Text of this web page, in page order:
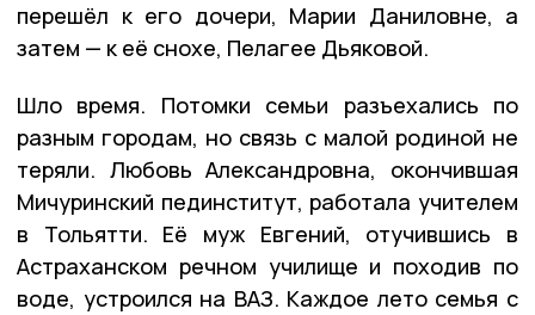
перешёл к его дочери, Марии Даниловне, а
затем — к её снохе, Пелагее Дьяковой.
Шло время. Потомки семьи разъехались по
разным городам, но связь с малой родиной не
теряли. Любовь Александровна, окончившая
Мичуринский пединститут, работала учителем
в Тольятти. Её муж Евгений, отучившись в
Астраханском речном училище и походив по
воде, устроился на ВАЗ. Каждое лето семья с